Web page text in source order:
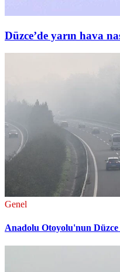
Düzce’de yarın hava
Genel
Anadolu Otoyolu'nun